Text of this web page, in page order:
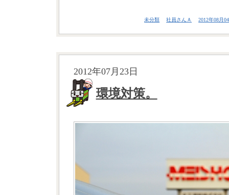
未分類 社員さんＡ 2012年08月
2012年07月23日
環境対策。